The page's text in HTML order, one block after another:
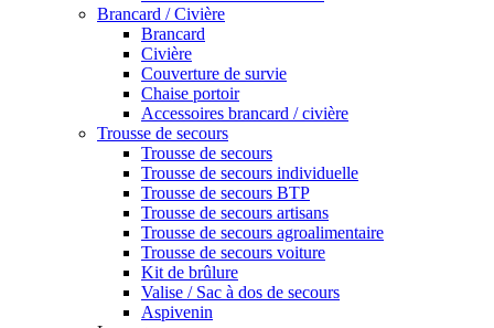
Brancard / Civière
Brancard
Civière
Couverture de survie
Chaise portoir
Accessoires brancard / civière
Trousse de secours
Trousse de secours
Trousse de secours individuelle
Trousse de secours BTP
Trousse de secours artisans
Trousse de secours agroalimentaire
Trousse de secours voiture
Kit de brûlure
Valise / Sac à dos de secours
Aspivenin